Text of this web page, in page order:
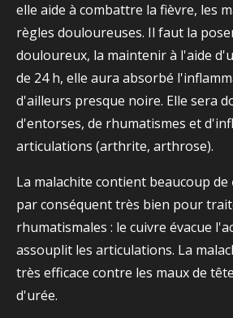
elle aide à combattre la fièvre, les
règles douloureuses. Il faut la
douloureux, la maintenir à l'aide
de 24 h, elle aura absorbé
d'ailleurs presque noire. Elle sera
d'entorses, de rhumatismes et
articulations (arthrite, arthrose).
La malachite contient beaucoup de
par conséquent très bien pour
rhumatismales : le cuivre évacue
assouplit les articulations. La
très efficace contre les maux de
d'urée.